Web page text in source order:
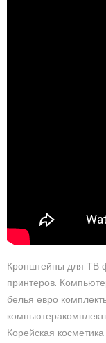
Кронштейны для ТВ
принтеров.
белья евро
Корейская